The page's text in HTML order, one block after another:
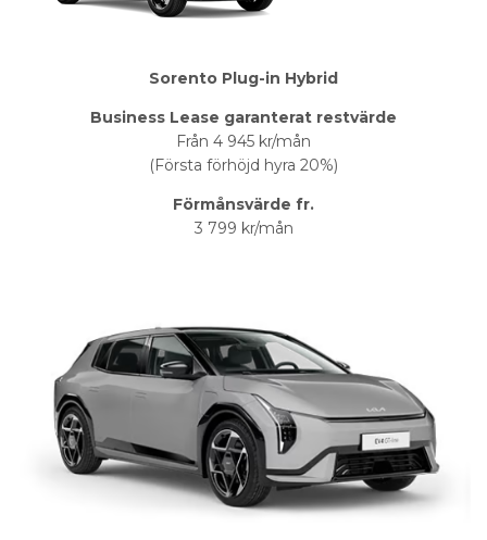
Sorento Plug-in Hybrid
Business Lease garanterat restvärde
Från 4 945 kr/mån
(Första förhöjd hyra 20%)
Förmånsvärde fr.
3 799 kr/mån